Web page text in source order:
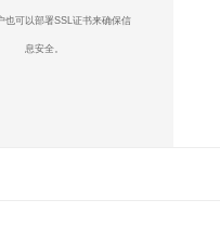
也可以部署SSL证书来确保信
息安全。